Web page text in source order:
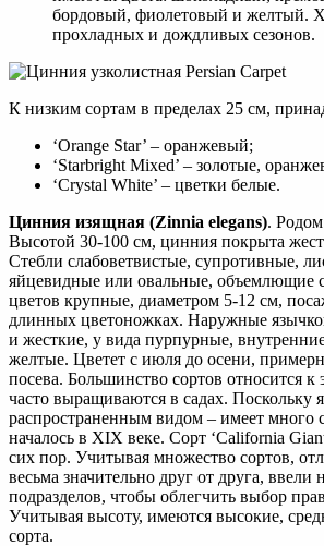
бордовый, фиолетовый и желтый.
прохладных и дождливых сезонов.
К низким сортам в пределах 25 см,
‘Orange Star’ – оранжевый;
‘Starbright Mixed’ – золотые,
‘Crystal White’ – цветки белые.
Цинния изящная (Zinnia elegans).
Высотой 30-100 см, цинния покрыта
Стебли слабоветвистые, супротивные,
яйцевидные или овальные, объемлющие
цветов крупные, диаметром 5-12 см,
длинных цветоножках. Наружные
и жесткие, у вида пурпурные,
желтые. Цветет с июля до осени,
посева. Большинство сортов относится к
часто выращиваются в садах. Поскольку
распространенным видом – имеет много
началось в XIX веке. Сорт ‘California
сих пор. Учитывая множество сортов,
весьма значительно друг от друга, ввели
подразделов, чтобы облегчить выбор
Учитывая высоту, имеются высокие,
сорта.